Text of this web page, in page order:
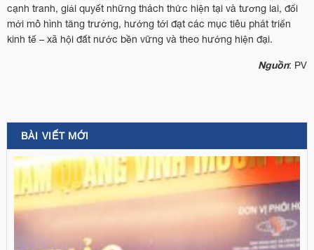
cạnh tranh, giải quyết những thách thức hiện tại và tương lai, đổi
mới mô hình tăng trưởng, hướng tới đạt các mục tiêu phát triển
kinh tế – xã hội đất nước bền vững và theo hướng hiện đại.
Nguồn: PV
BÀI VIẾT MỚI